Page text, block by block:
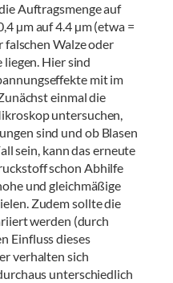
Auftragsmenge auf
µm auf 4.4 µm (etwa =
falschen Walze oder
Hier sind
mit im
einmal die
untersuchen,
sind und ob Blasen
sein, kann das erneute
schon Abhilfe
und gleichmäßige
Zudem sollte die
werden (durch
Einfluss dieses
verhalten sich
unterschiedlich